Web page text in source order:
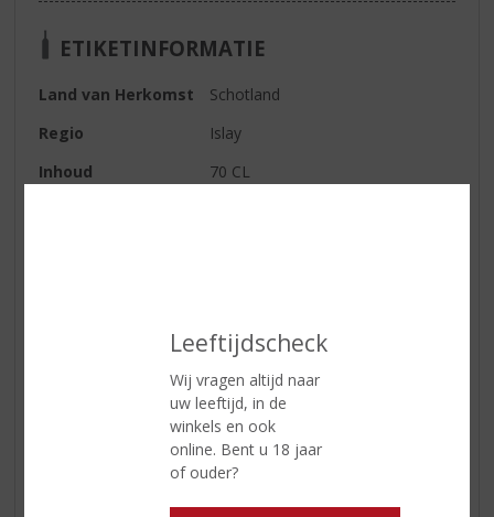
Leeftijdscheck
Wij vragen altijd naar
uw leeftijd, in de
winkels en ook
online. Bent u 18 jaar
of ouder?
ETIKETINFORMATIE
Land van Herkomst
Schotland
Regio
Islay
Inhoud
70 CL
fruit en chocolade.
Schrijf een review